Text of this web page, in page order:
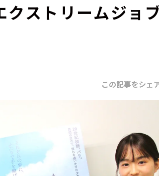
クストリームジョ
この記事をシェ